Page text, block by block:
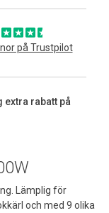
Lämplig för
och med 9 olika
på Trustpilot
extra rabatt på